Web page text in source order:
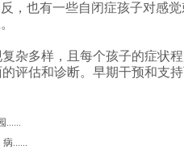
，也有一些自闭症孩子对感
杂多样，且每个孩子的症状
评估和诊断。早期干预和支
......
......